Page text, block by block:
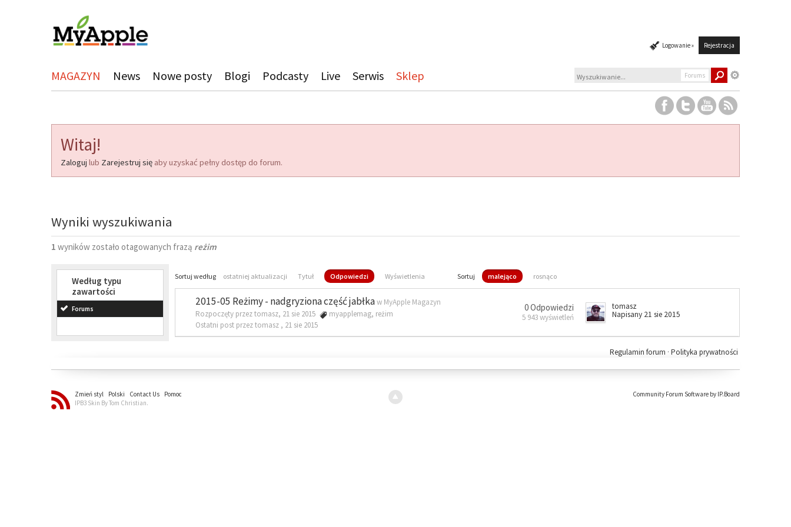
Logowanie » Rejestracja
MAGAZYN News Nowe posty Blogi Podcasty Live Serwis Sklep Forums
Witaj!
Zaloguj lub Zarejestruj się aby uzyskać pełny dostęp do forum.
Wyniki wyszukiwania
1 wyników zostało otagowanych frazą reżim
Według typu
zawartości
Forums
Sortuj według ostatniej aktualizacji Tytuł Odpowiedzi Wyświetlenia Sortuj malejąco rosnąco
2015-05 Reżimy - nadgryziona część jabłkaw MyApple Magazyn
Rozpoczęty przez tomasz, 21 sie 2015
myapplemag, reżim
Ostatni post przez tomasz , 21 sie 2015
0 Odpowiedzi
5 943 wyświetleń
tomasz
Napisany 21 sie 2015
Polityka prywatności
Regulamin forum ·
Zmień styl Polski Contact Us
Pomoc
IPB3 Skin By Tom Christian.
Community Forum Software by IP.Board